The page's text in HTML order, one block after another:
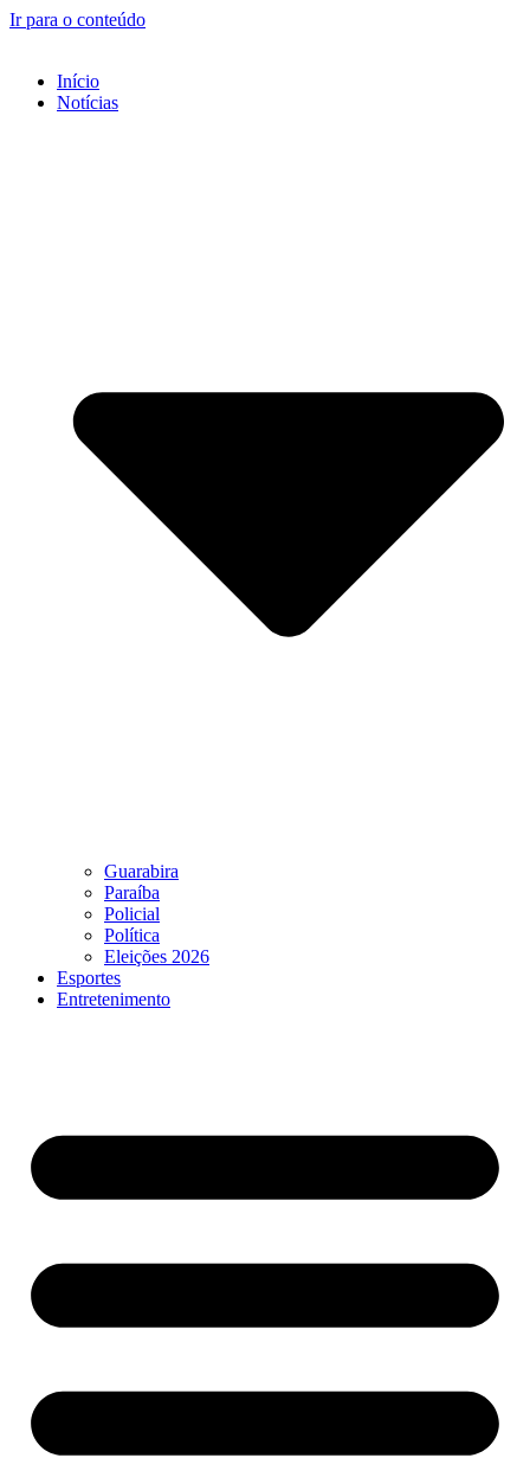
Ir para o conteúdo
Início
Notícias
Guarabira
Paraíba
Policial
Política
Eleições 2026
Esportes
Entretenimento